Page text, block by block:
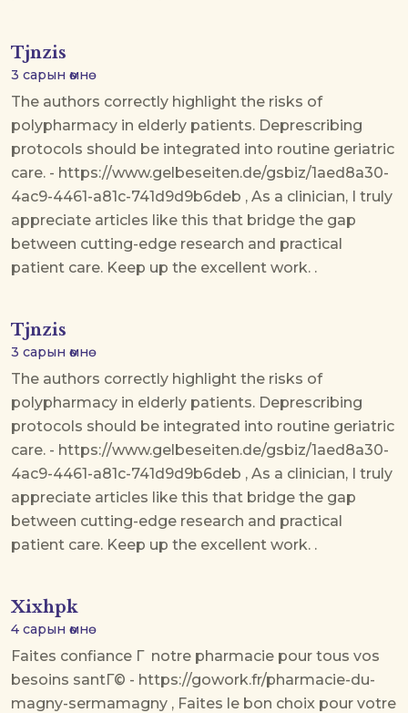
Tjnzis
3 сарын өмнө
The authors correctly highlight the risks of
polypharmacy in elderly patients. Deprescribing
protocols should be integrated into routine geriatric
care. - https://www.gelbeseiten.de/gsbiz/1aed8a30-
4ac9-4461-a81c-741d9d9b6deb , As a clinician, I truly
appreciate articles like this that bridge the gap
between cutting-edge research and practical
patient care. Keep up the excellent work. .
Tjnzis
3 сарын өмнө
The authors correctly highlight the risks of
polypharmacy in elderly patients. Deprescribing
protocols should be integrated into routine geriatric
care. - https://www.gelbeseiten.de/gsbiz/1aed8a30-
4ac9-4461-a81c-741d9d9b6deb , As a clinician, I truly
appreciate articles like this that bridge the gap
between cutting-edge research and practical
patient care. Keep up the excellent work. .
Xixhpk
4 сарын өмнө
Faites confiance Г notre pharmacie pour tous vos
besoins santГ© - https://gowork.fr/pharmacie-du-
magny-sermamagny , Faites le bon choix pour votre